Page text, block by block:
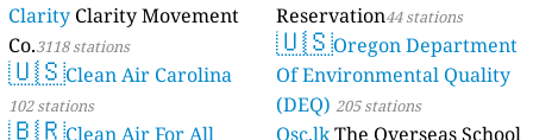
Clarity Clarity Movement
Co.3118 stations
🇺🇸Clean Air Carolina
102 stations
🇧🇷Clean Air For All
Reservation44 stations
🇺🇸Oregon Department
Of Environmental Quality
(DEQ) 205 stations
Osc.lkThe Overseas School